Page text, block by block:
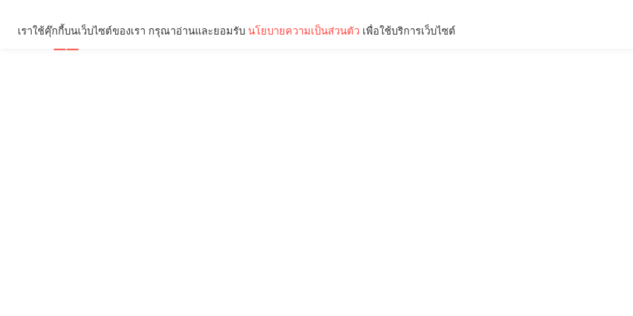
เราใช้คุ๊กกี้บนเว็บไซต์ของเรา กรุณาอ่านและยอมรับ นโยบายความเป็นส่วนตัว เพื่อใช้บริการเว็บไซต์